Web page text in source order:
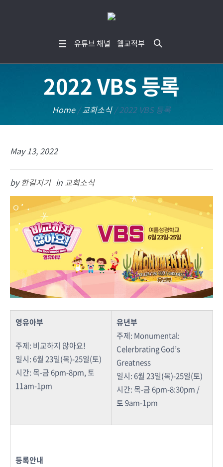
유튜브 채널 웹교적부
2022 VBS 등록
Home /교회소식 /2022 VBS 등록
May 13, 2022
by 한길지기 in 교회소식
영유아부
주제: 비교하지 않아요!
일시: 6월 23일(목)-25일(토)
시간: 목-금 6pm-8pm, 토
11am-1pm
유년부
주제: Monumental:
Celerbrating God’s
Greatness
일시: 6월 23일(목)-25일(토)
시간: 목-금 6pm-8:30pm /
토 9am-1pm
등록안내